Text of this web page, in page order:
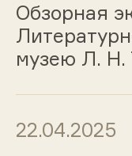
Обзорная
музею Л. Н.
22.04.2025